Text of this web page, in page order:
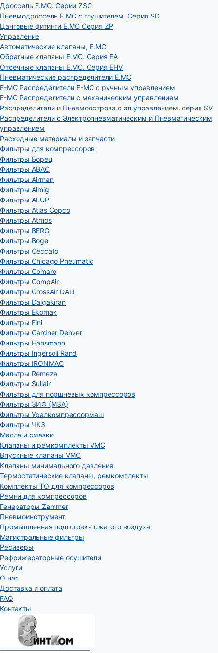
Дроссель E.MC. Серии ZSC
Пневмодроссель E.MC с глушителем. Серия SD
Цанговые фитинги E.MC Серия ZP
Управление
Автоматические клапаны, Е.МС
Обратные клапаны E.MC. Серия EA
Отсечные клапаны E.MC. Серия EHV
Пневматические распределители E.MC
E-MC Распределители E-MC с ручным управлением
E-MC Распределители с механическим управлением
Распределители и Пневмоострова с эл.управлением. серия SV
Распределители с Электропневматическим и Пневматическим
управлением
Расходные материалы и запчасти
Фильтры для компрессоров
Фильтры Борец
Фильтры ABAC
Фильтры Airman
Фильтры Almig
Фильтры ALUP
Фильтры Atlas Copco
Фильтры Atmos
Фильтры BERG
Фильтры Boge
Фильтры Ceccato
Фильтры Chicago Pneumatic
Фильтры Comaro
Фильтры CompAir
Фильтры CrossAir DALI
Фильтры Dalgakiran
Фильтры Ekomak
Фильтры Fini
Фильтры Gardner Denver
Фильтры Hansmann
Фильтры Ingersoll Rand
Фильтры IRONMAC
Фильтры Remeza
Фильтры Sullair
Фильтры для поршневых компрессоров
Фильтры ЗИФ (МЗА)
Фильтры Уралкомпрессормаш
Фильтры ЧКЗ
Масла и смазки
Клапаны и ремкомплекты VMC
Впускные клапаны VMC
Клапаны минимального давления
Термостатические клапаны, ремкомплекты
Комплекты ТО для компрессоров
Ремни для компрессоров
Генераторы Zammer
Пневмоинструмент
Промышленная подготовка сжатого воздуха
Магистральные фильтры
Ресиверы
Рефрижераторные осушители
Услуги
О нас
Доставка и оплата
FAQ
Контакты